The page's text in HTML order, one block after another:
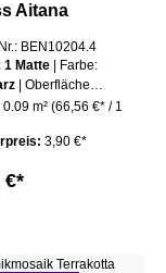
Aitana
BEN10204.4
Inhalt : 1 Matte
| Farbe:
| Oberfläche:
0.09 m² (66,56 €* / 1
3,90 €*
€*